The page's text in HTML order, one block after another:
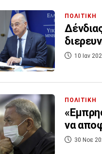
ΠΟΛΙΤΙΚΗ
10 Ιαν
ΠΟΛΙΤΙΚΗ
να
30 Νοε